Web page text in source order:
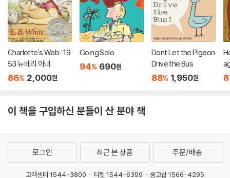
Charlotte's Web : 19
53 뉴베리 아너
86% 2,000원
Going Solo
94% 690원
Dont Let the Pigeon
Drive the Bus
88% 1,950원
이 책을 구입하신 분들이 산 분야 책
로그인 최근 본 상품 주문/배송
고객센터 1544-3800 티켓 1544-6399 중고샵 1566-4295